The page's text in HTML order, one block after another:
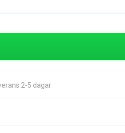
2-5 dagar